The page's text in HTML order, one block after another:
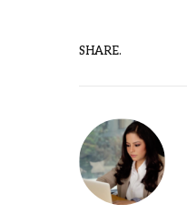
SHARE.